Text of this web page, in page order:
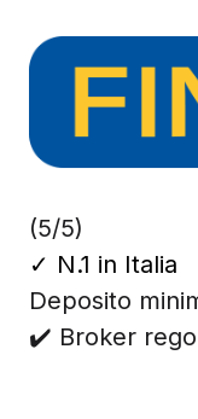
(5/5)
✓ N.1 in Italia
Deposito
✔️ Broker